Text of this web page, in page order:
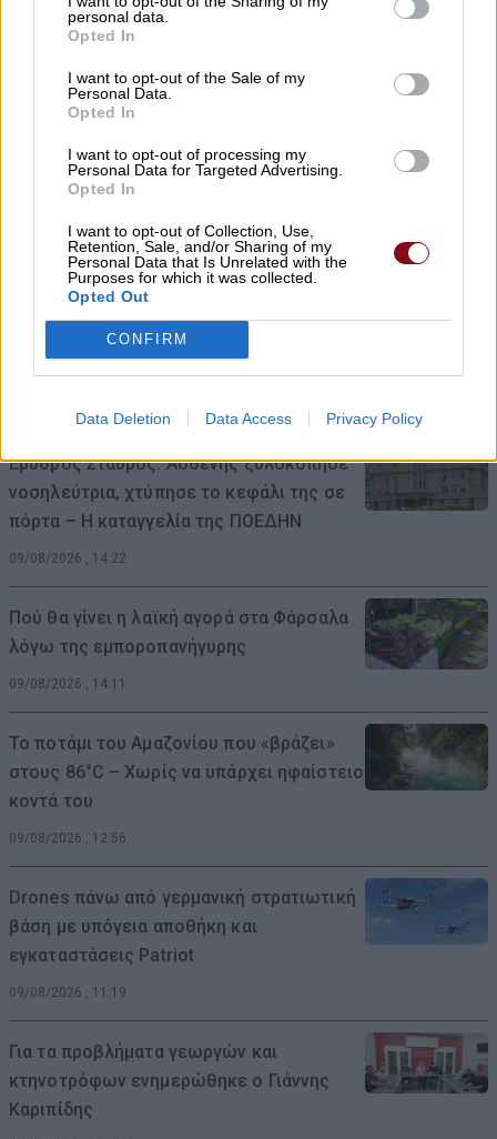
personal data.
Opted In
I want to opt-out of the Sale of my
Personal Data.
Opted In
I want to opt-out of processing my
Personal Data for Targeted Advertising.
Opted In
I want to opt-out of Collection, Use,
Retention, Sale, and/or Sharing of my
Personal Data that Is Unrelated with the
Purposes for which it was collected.
Opted Out
CONFIRM
Data Deletion Data Access Privacy Policy
Θάλασσα και πισίνα: Πώς θα
καλοκαίρι
Πλαταμώνας: Ανησυχία κατοίκων και
παραθεριστών για θολό νερό στο δίκτυο
ύδρευσης
Ερυθρός Σταυρός: Ασθενής ξυλοκόπησε
νοσηλεύτρια, χτύπησε το κεφάλι της σε
πόρτα – Η καταγγελία της ΠΟΕΔΗΝ
09/08/2026 , 14:22
Πού θα γίνει η λαϊκή αγορά στα Φάρσαλα
λόγω της εμποροπανήγυρης
09/08/2026 , 14:11
Το ποτάμι του Αμαζονίου που «βράζει»
στους 86°C – Χωρίς να υπάρχει ηφαίστειο
κοντά του
09/08/2026 , 12:56
Drones πάνω από γερμανική στρατιωτική
βάση με υπόγεια αποθήκη και
εγκαταστάσεις Patriot
09/08/2026 , 11:19
Για τα προβλήματα γεωργών και
κτηνοτρόφων ενημερώθηκε ο Γιάννης
Καριπίδης